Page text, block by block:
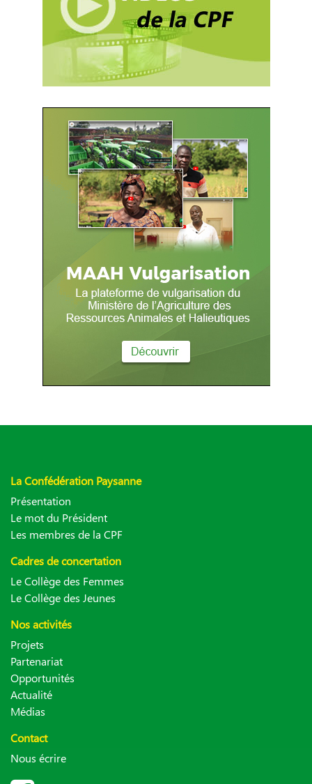
La Confédération Paysanne
Présentation
Le mot du Président
Les membres de la CPF
Cadres de concertation
Le Collège des Femmes
Le Collège des Jeunes
Nos activités
Projets
Partenariat
Opportunités
Actualité
Médias
Contact
Nous écrire